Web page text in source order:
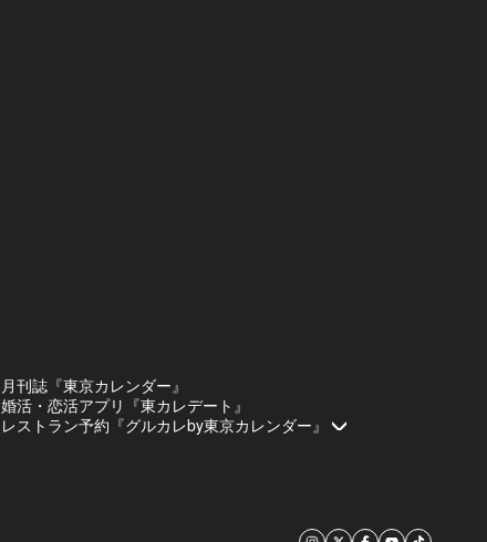
月刊誌『東京カレンダー』
婚活・恋活アプリ『東カレデート』
レストラン予約『グルカレby東京カレンダー』